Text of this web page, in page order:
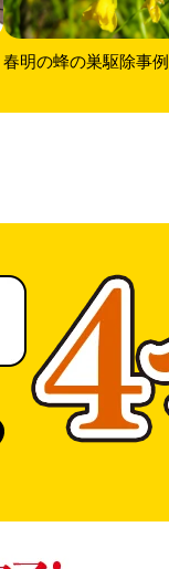
春明の蜂の巣駆除事例